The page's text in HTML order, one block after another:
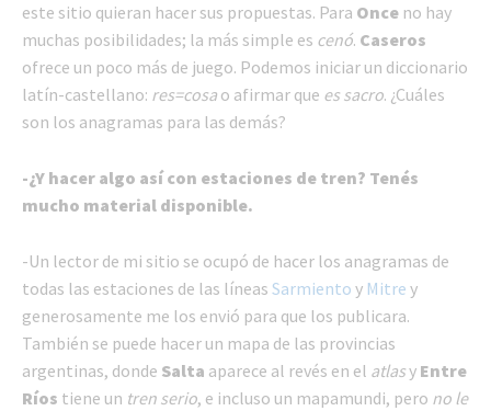
este sitio quieran hacer sus propuestas. Para Once no hay
muchas posibilidades; la más simple es cenó. Caseros
ofrece un poco más de juego. Podemos iniciar un diccionario
latín-castellano: res=cosa o afirmar que es sacro. ¿Cuáles
son los anagramas para las demás?
-¿Y hacer algo así con estaciones de tren? Tenés
mucho material disponible.
-Un lector de mi sitio se ocupó de hacer los anagramas de
todas las estaciones de las líneas Sarmiento y Mitre y
generosamente me los envió para que los publicara.
También se puede hacer un mapa de las provincias
argentinas, donde Salta aparece al revés en el atlasy Entre
Ríos tiene un tren serio, e incluso un mapamundi, pero no le